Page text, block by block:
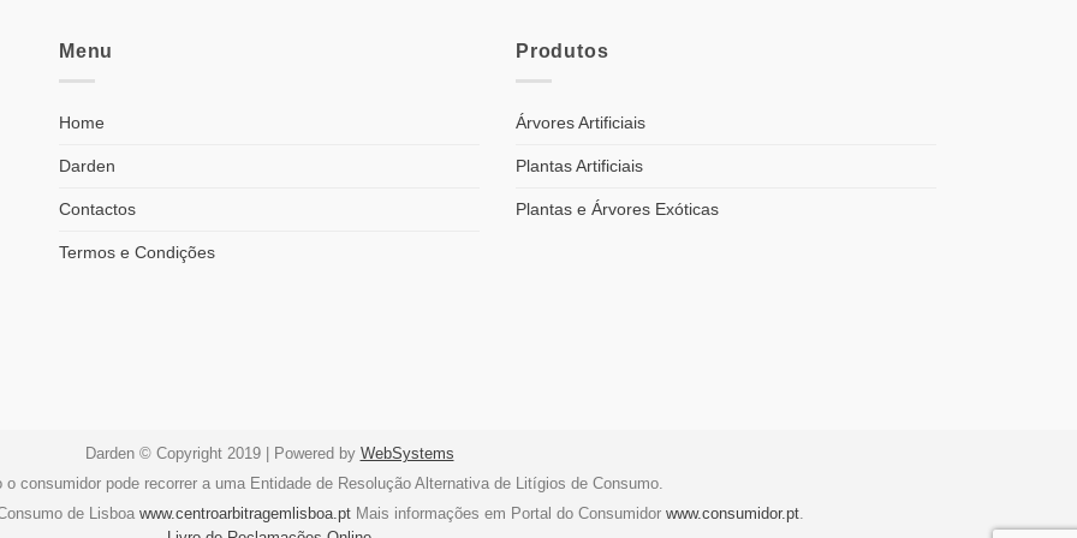
Menu
Home
Darden
Contactos
Termos e Condições
Produtos
Árvores Artificiais
Plantas Artificiais
Plantas e Árvores Exóticas
Darden © Copyright 2019 | Powered by WebSystems
consumidor pode recorrer a uma Entidade de Resolução Alternativa de Litígios de Consumo.
de Lisboa www.centroarbitragemlisboa.ptMais informações em Portal do Consumidor www.consumidor.pt.